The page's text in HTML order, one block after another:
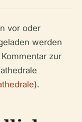
vor oder
werden
zur
).